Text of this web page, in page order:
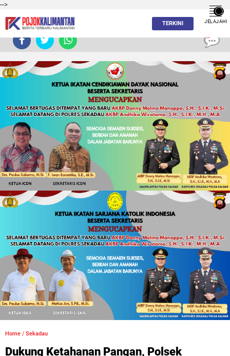
-->
TERKINI JELAJAHI
Home / Sekadau
Dukung Ketahanan Pangan, Polsek